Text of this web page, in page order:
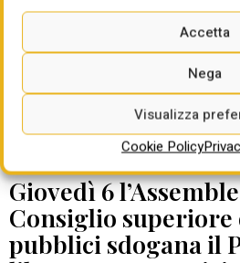
Accetta
Nega
Visualizza
Cookie Policy
DATE DA RICORDARE
Giovedì 6
Consiglio
pubblici sdogana il